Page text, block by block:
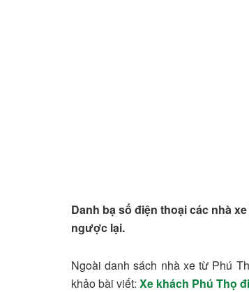
Danh bạ số điện thoại các nhà
ngược lại.
Ngoài danh sách nhà xe từ Phú
khảo bài viết: Xe khách Phú Thọ